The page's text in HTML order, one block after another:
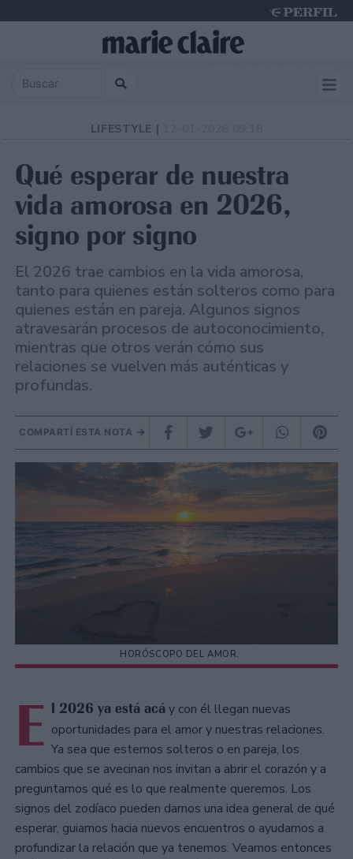
LIFESTYLE |
Qué esperar de nuestra
vida amorosa en 2026,
signo por signo
El 2026 trae cambios en la vida amorosa,
tanto para quienes están solteros como para
quienes están en pareja. Algunos signos
atravesarán procesos de autoconocimiento,
mientras que otros verán cómo sus
relaciones se vuelven más auténticas y
profundas.
COMPARTÍ ESTA NOTA
HORÓSCOPO DEL AMOR.
E l 2026 ya está acá y con él llegan nuevas
oportunidades para el amor y nuestras relaciones.
Ya sea que estemos solteros o en pareja, los
cambios que se avecinan nos invitan a abrir el corazón y a
preguntarnos qué es lo que realmente queremos. Los
signos del zodíaco pueden darnos una idea general de qué
esperar, guiarnos hacia nuevos encuentros o ayudarnos a
profundizar la relación que ya tenemos. Veamos entonces